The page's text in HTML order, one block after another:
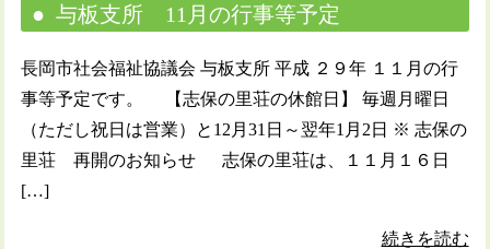
与板支所 11月の行事等予定
長岡市社会福祉協議会 与板支所 平成 ２９年 １１月の行
事等予定です。 【志保の里荘の休館日】 毎週月曜日
（ただし祝日は営業）と12月31日～翌年1月2日 ※ 志保の
里荘 再開のお知らせ 志保の里荘は、１１月１６日
[…]
続きを読む